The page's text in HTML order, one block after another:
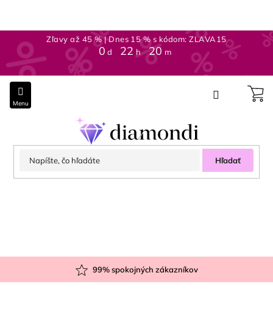
obsah
Zľavy až 45 % | Dnes 15 % s kódom: ZLAVA15
0 d 22 h :20 m
Hľadať
99% spokojných zákazníkov